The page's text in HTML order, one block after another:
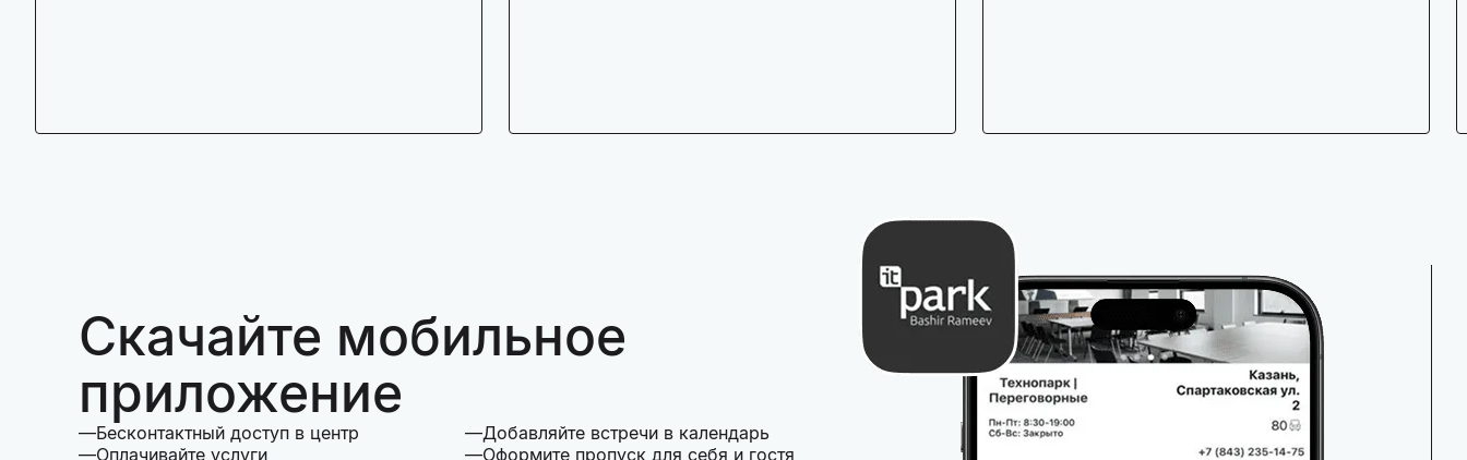
Скачайте мобильное
приложение
Бесконтактный доступ в центр
Оплачивайте услуги
Добавляйте встречи в календарь
Оформите пропуск для себя и гостя